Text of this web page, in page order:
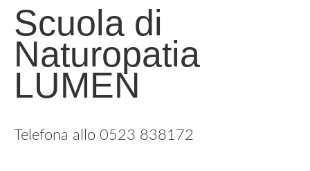
content
Scuola di
Naturopatia
LUMEN
Telefona allo 0523 838172